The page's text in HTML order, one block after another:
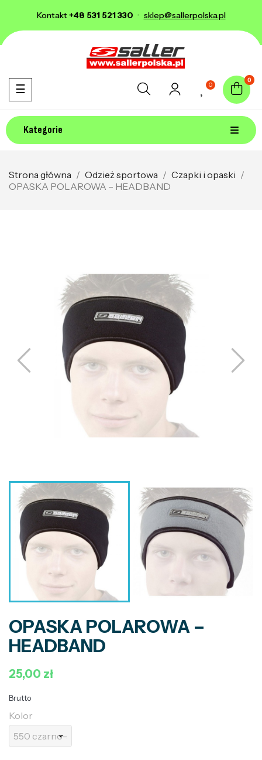
Kontakt+48 531 521 330 · sklep@sallerpolska.pl
0
0
Kategorie
Toggle navigation
☰
Strona główna Odzież sportowa
Czapki i opaski
OPASKA POLAROWA – HEADBAND
OPASKA POLAROWA –
HEADBAND
25,00 zł
Brutto
Kolor